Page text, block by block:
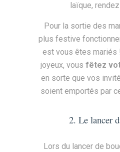
laïque,
Pour la sortie des
plus festive
est vous êtes mariés
joyeux, vous fêtez
en sorte que vos
soient emportés par
2. Le lancer
Lors du lancer de